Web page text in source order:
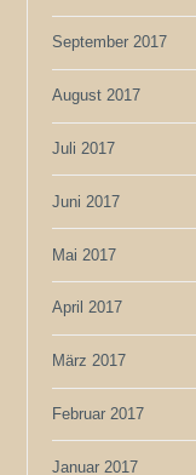
September 2017
August 2017
Juli 2017
Juni 2017
Mai 2017
April 2017
März 2017
Februar 2017
Januar 2017